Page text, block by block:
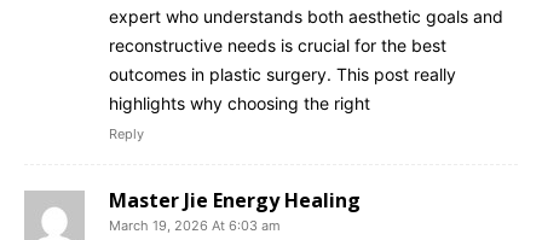
expert who understands both aesthetic goals and
reconstructive needs is crucial for the best
outcomes in plastic surgery. This post really
highlights why choosing the right
Reply
Master Jie Energy Healing
March 19, 2026 At 6:03 am